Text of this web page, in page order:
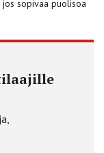
jos sopivaa puolisoa